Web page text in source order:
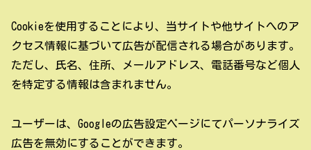
Cookieを使用することにより、当サイトや他サイトへのア
クセス情報に基づいて広告が配信される場合があります。
ただし、氏名、住所、メールアドレス、電話番号など個人
を特定する情報は含まれません。
ユーザーは、Googleの広告設定ページにてパーソナライズ
広告を無効にすることができます。